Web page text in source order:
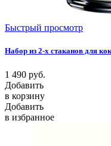
Быстрый просмотр
Набор из 2-х стаканов для
1 490 руб.
Добавить
в корзину
Добавить
в избранное